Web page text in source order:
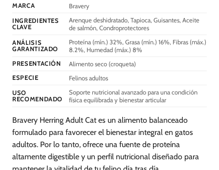
pueden
elegir
la
página
producto
MARCA
Bravery
INGREDIENTES
CLAVE
Arenque deshidratado, Tapioca, Guisantes, Aceite
de salmón, Condroprotectores
ANÁLISIS
GARANTIZADO
Proteína (mín.) 32%, Grasa (mín.) 16%, Fibras (máx.)
8.2%, Humedad (máx.) 8%
PRESENTACIÓN
Alimento seco (croqueta)
ESPECIE
Felinos adultos
USO
RECOMENDADO
Soporte nutricional avanzado para una condición
física equilibrada y bienestar articular
Bravery Herring Adult Cat es un alimento balanceado
formulado para favorecer el bienestar integral en gatos
adultos. Por lo tanto, ofrece una fuente de proteína
altamente digestible y un perfil nutricional diseñado para